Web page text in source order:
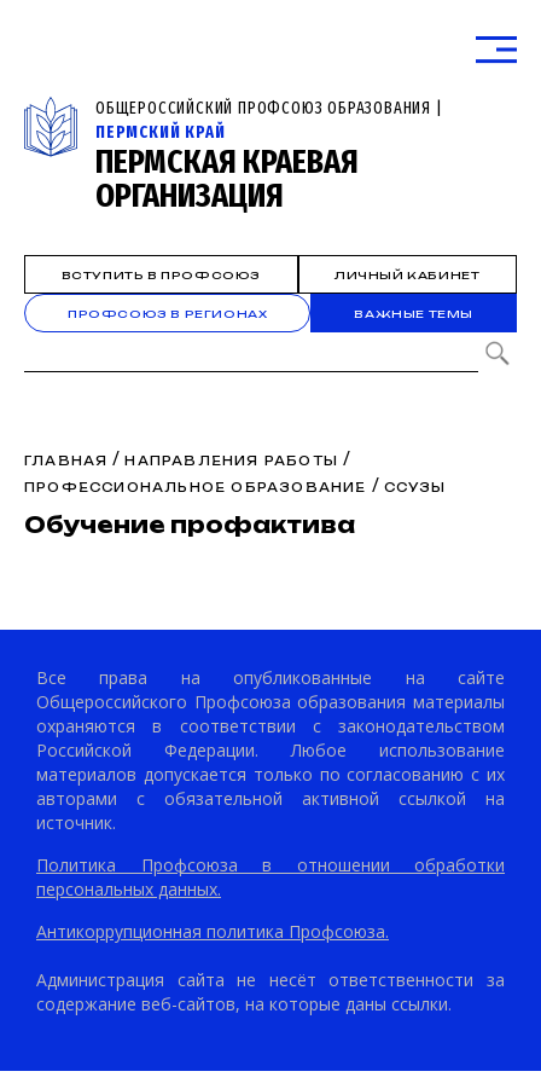
ОБЩЕРОССИЙСКИЙ ПРОФСОЮЗ ОБРАЗОВАНИЯ |
ПЕРМСКИЙ КРАЙ
ПЕРМСКАЯ КРАЕВАЯ
ОРГАНИЗАЦИЯ
ВСТУПИТЬ В ПРОФСОЮЗ ЛИЧНЫЙ КАБИНЕТ
ПРОФСОЮЗ В РЕГИОНАХ ВАЖНЫЕ ТЕМЫ
ГЛАВНАЯ /НАПРАВЛЕНИЯ РАБОТЫ /
ПРОФЕССИОНАЛЬНОЕ ОБРАЗОВАНИЕ / ССУЗЫ
Обучение профактива
Все права на опубликованные на сайте
Общероссийского Профсоюза образования материалы
охраняются в соответствии с законодательством
Российской Федерации. Любое использование
материалов допускается только по согласованию с их
авторами с обязательной активной ссылкой на
источник.
Политика Профсоюза в отношении обработки
персональных данных.
Антикоррупционная политика Профсоюза.
Администрация сайта не несёт ответственности за
содержание веб-сайтов, на которые даны ссылки.